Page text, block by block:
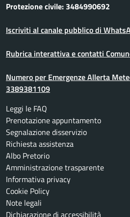
Protezione civile: 3484990692
Iscriviti al canale pubblico di
Rubrica interattiva e contatti
Numero per Emergenze Allerta
3389381109
Leggi le FAQ
Prenotazione appuntamento
Segnalazione disservizio
Richiesta assistenza
Albo Pretorio
Amministrazione trasparente
Informativa privacy
Cookie Policy
Note legali